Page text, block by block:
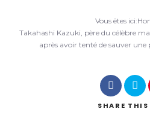
Vous êtes ici:
Takahashi Kazuki, père du célèbre
après avoir tenté de sauver une
SHARE THIS